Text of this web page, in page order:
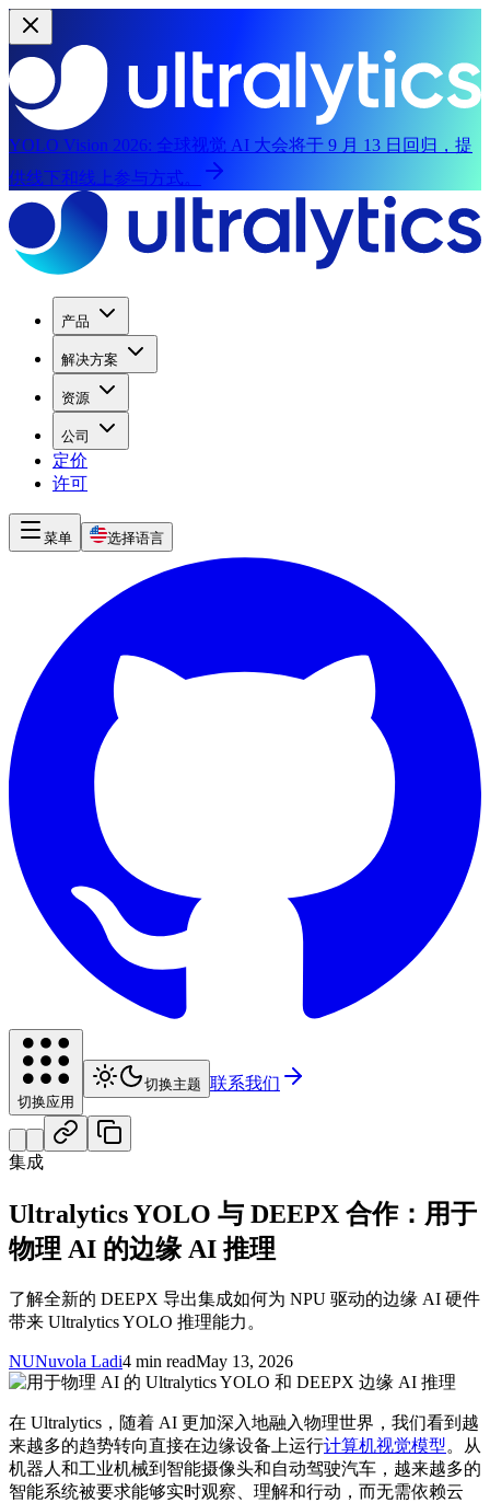
YOLO Vision 2026: 全球视觉 AI 大会将于 9 月 13 日回归，提
供线下和线上参与方式。
产品
解决方案
资源
公司
定价
许可
菜单 选择语言
切换应用
切换主题 联系我们
集成
Ultralytics YOLO 与 DEEPX 合作：用于
物理 AI 的边缘 AI 推理
了解全新的 DEEPX 导出集成如何为 NPU 驱动的边缘 AI 硬件
带来 Ultralytics YOLO 推理能力。
NUNuvola Ladi4 min readMay 13, 2026
在 Ultralytics，随着 AI 更加深入地融入物理世界，我们看到越
来越多的趋势转向直接在边缘设备上运行计算机视觉模型。从
机器人和工业机械到智能摄像头和自动驾驶汽车，越来越多的
智能系统被要求能够实时观察、理解和行动，而无需依赖云